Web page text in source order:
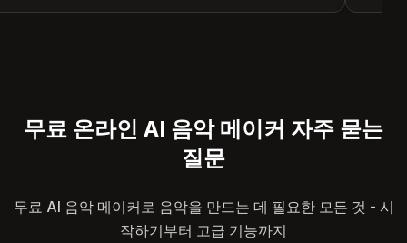
무료 온라인 AI 음악 메이커 자주 묻는
질문
무료 AI 음악 메이커로 음악을 만드는 데 필요한 모든 것 - 시
작하기부터 고급 기능까지